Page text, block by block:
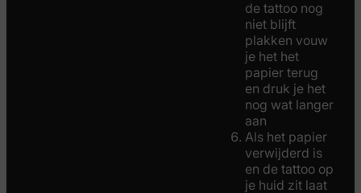
de tattoo nog
niet blijft
plakken vouw
je het het
papier terug
en druk je het
nog wat langer
aan
Als het papier
verwijderd is
en de tattoo op
je huid zit laat